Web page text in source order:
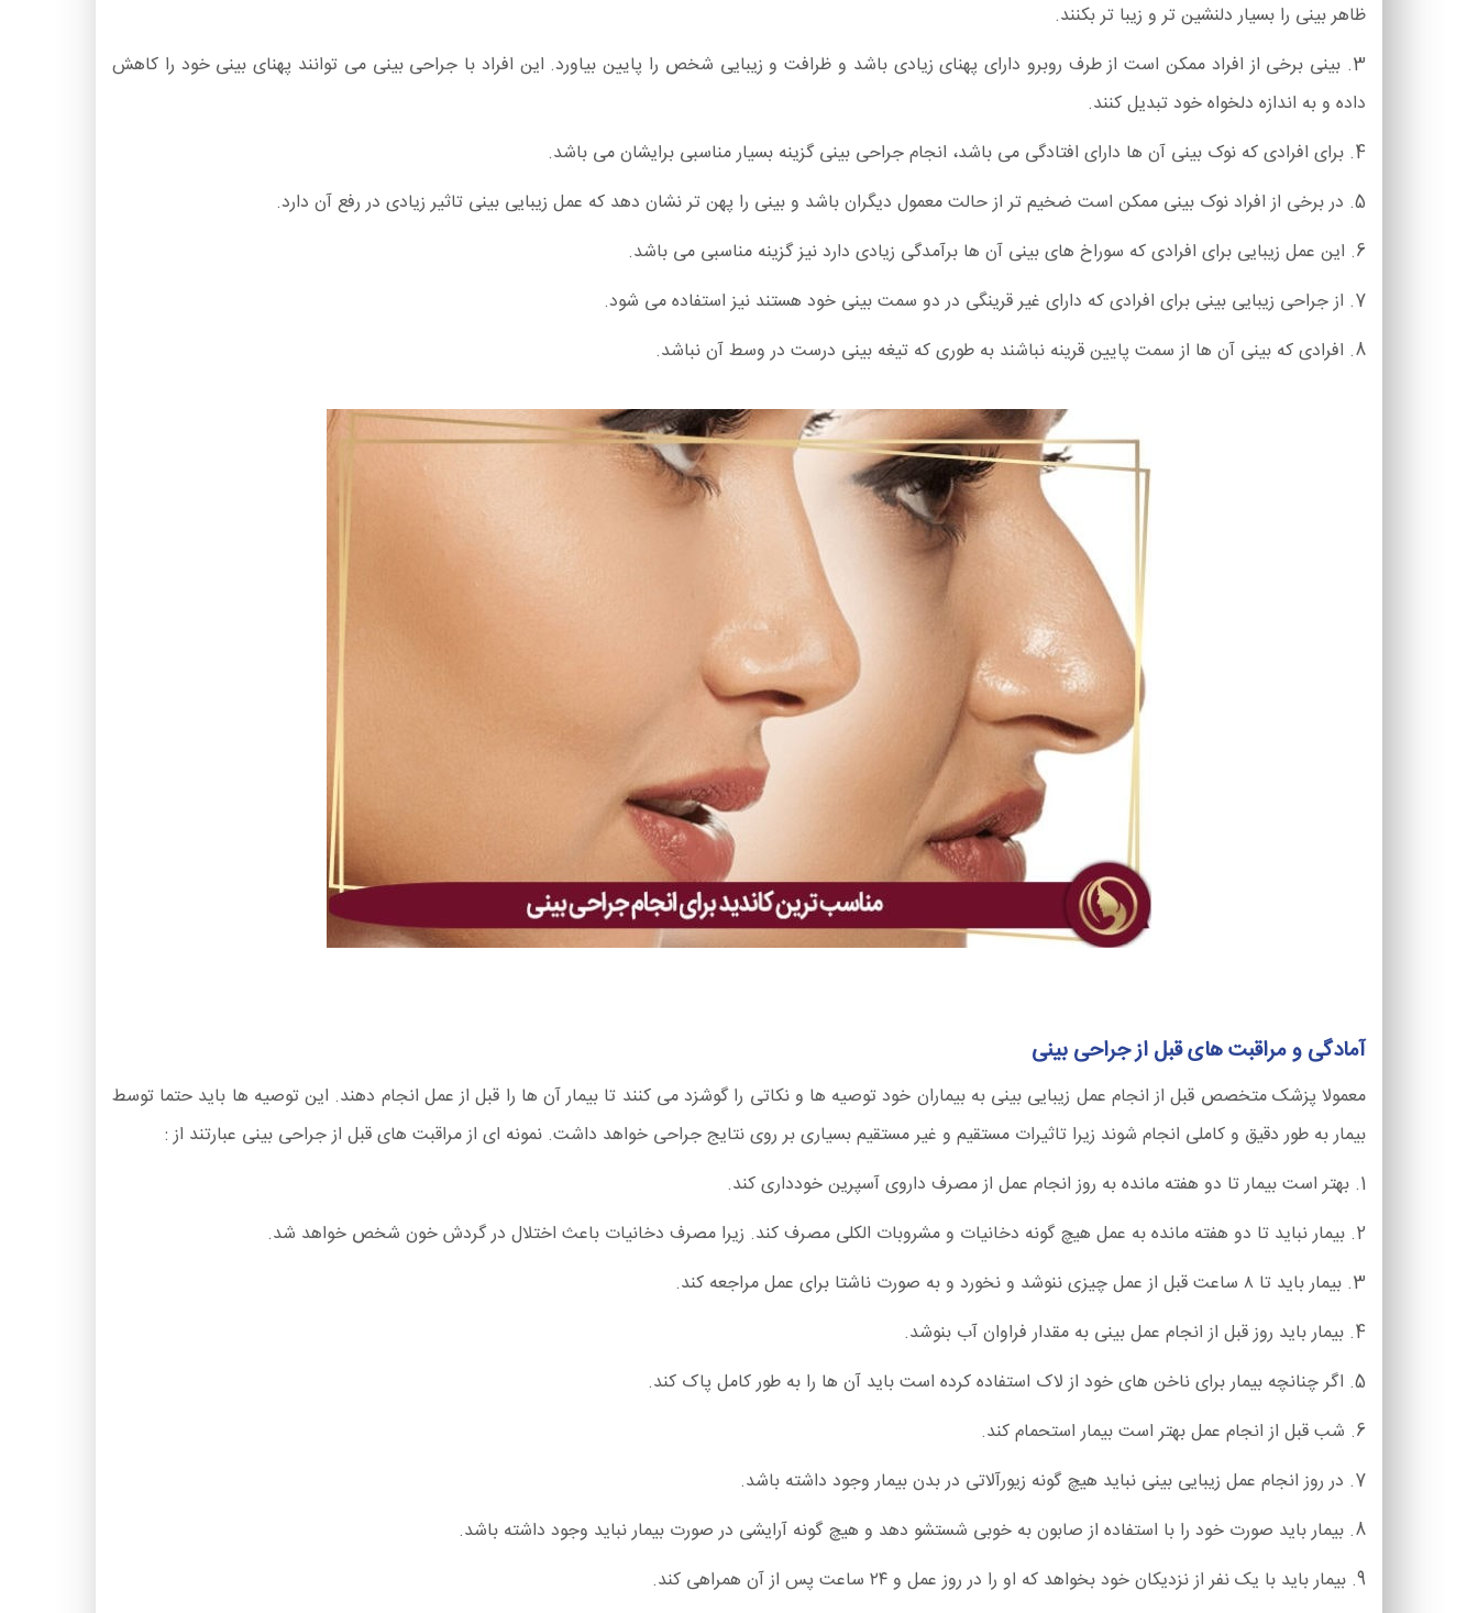
ظاهر بینی را بسیار دلنشین تر و زیبا تر بکنند.
3. بینی برخی از افراد ممکن است از طرف روبرو دارای پهنای زیادی باشد و ظرافت و زیبایی شخص را پایین بیاورد. این افراد با جراحی بینی می توانند پهنای بینی خود را کاهش
داده و به اندازه دلخواه خود تبدیل کنند.
4. برای افرادی که نوک بینی آن ها دارای افتادگی می باشد، انجام جراحی بینی گزینه بسیار مناسبی برایشان می باشد.
5. در برخی از افراد نوک بینی ممکن است ضخیم تر از حالت معمول دیگران باشد و بینی را پهن تر نشان دهد که عمل زیبایی بینی تاثیر زیادی در رفع آن دارد.
6. این عمل زیبایی برای افرادی که سوراخ های بینی آن ها برآمدگی زیادی دارد نیز گزینه مناسبی می باشد.
7. از جراحی زیبایی بینی برای افرادی که دارای غیر قرینگی در دو سمت بینی خود هستند نیز استفاده می شود.
8. افرادی که بینی آن ها از سمت پایین قرینه نباشند به طوری که تیغه بینی درست در وسط آن نباشد.
آمادگی و مراقبت های قبل از جراحی بینی
معمولا پزشک متخصص قبل از انجام عمل زیبایی بینی به بیماران خود توصیه ها و نکاتی را گوشزد می کنند تا بیمار آن ها را قبل از عمل انجام دهند. این توصیه ها باید حتما توسط
بیمار به طور دقیق و کاملی انجام شوند زیرا تاثیرات مستقیم و غیر مستقیم بسیاری بر روی نتایج جراحی خواهد داشت. نمونه ای از مراقبت های قبل از جراحی بینی عبارتند از :
1. بهتر است بیمار تا دو هفته مانده به روز انجام عمل از مصرف داروی آسپرین خودداری کند.
2. بیمار نباید تا دو هفته مانده به عمل هیچ گونه دخانیات و مشروبات الکلی مصرف کند. زیرا مصرف دخانیات باعث اختلال در گردش خون شخص خواهد شد.
3. بیمار باید تا ۸ ساعت قبل از عمل چیزی ننوشد و نخورد و به صورت ناشتا برای عمل مراجعه کند.
4. بیمار باید روز قبل از انجام عمل بینی به مقدار فراوان آب بنوشد.
5. اگر چنانچه بیمار برای ناخن های خود از لاک استفاده کرده است باید آن ها را به طور کامل پاک کند.
6. شب قبل از انجام عمل بهتر است بیمار استحمام کند.
7. در روز انجام عمل زیبایی بینی نباید هیچ گونه زیورآلاتی در بدن بیمار وجود داشته باشد.
8. بیمار باید صورت خود را با استفاده از صابون به خوبی شستشو دهد و هیچ گونه آرایشی در صورت بیمار نباید وجود داشته باشد.
9. بیمار باید با یک نفر از نزدیکان خود بخواهد که او را در روز عمل و ۲۴ ساعت پس از آن همراهی کند.